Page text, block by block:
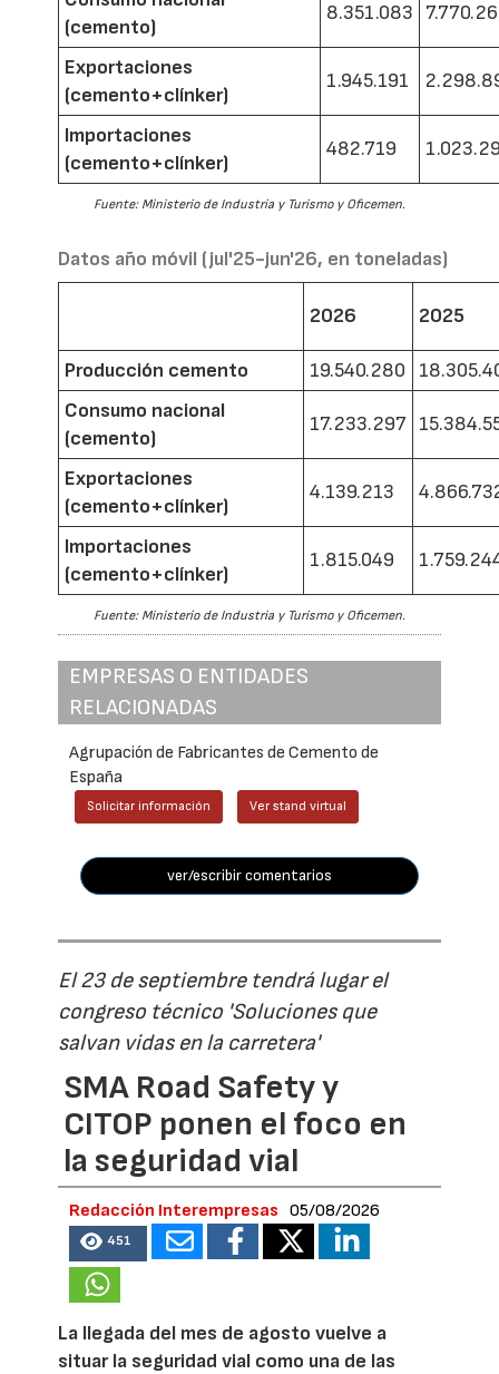
(cemento)
8.351.083
Exportaciones
(cemento+clínker)
1.945.191
Importaciones
(cemento+clínker)
482.719
Fuente: Ministerio de Industria y Turismo y Oficemen.
Datos año móvil (jul'25-jun'26, en toneladas)
2026 2025
Producción cemento 19.540.280
Consumo nacional
(cemento)
17.233.297
Exportaciones
(cemento+clínker)
4.139.213
Importaciones
(cemento+clínker)
1.815.049
Fuente: Ministerio de Industria y Turismo y Oficemen.
EMPRESAS O ENTIDADES
RELACIONADAS
Agrupación de Fabricantes de Cemento de
España
Solicitar información Ver stand virtual
ver/escribir comentarios
El 23 de septiembre tendrá lugar el
congreso técnico 'Soluciones que
salvan vidas en la carretera'
SMA Road Safety y
CITOP ponen el foco en
la seguridad vial
Redacción Interempresas 05/08/2026
451
La llegada del mes de agosto vuelve a
situar la seguridad vial como una de las